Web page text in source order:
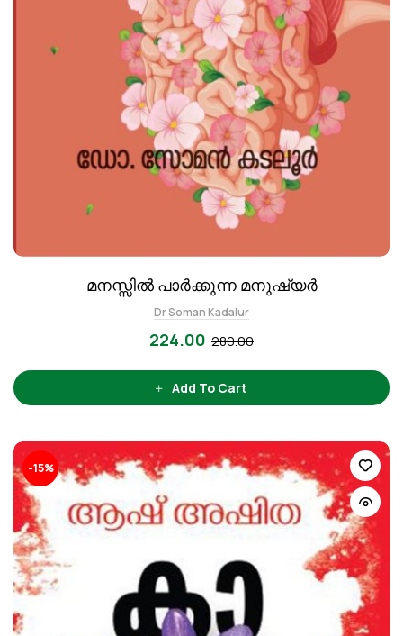
മനസ്സിൽ പാർക്കുന്ന മനുഷ്യർ
Dr Soman Kadalur
280.00
224.00
Add To Cart
-15%